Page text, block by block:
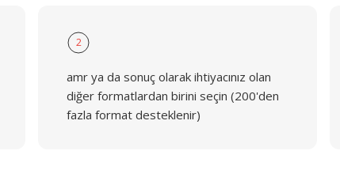
2
amr ya da sonuç olarak ihtiyacınız olan
diğer formatlardan birini seçin (200'den
fazla format desteklenir)